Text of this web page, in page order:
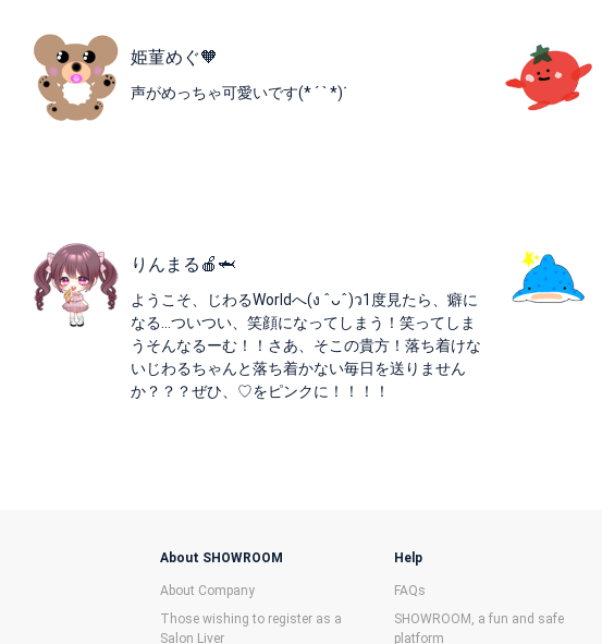
姫菫めぐ🧡
声がめっちゃ可愛いです(* ´ ` *)ᐝ
りんまる🍎🦈
ようこそ、じわるWorldへ(ง ˆᴗˆ)ว1度見たら、癖に
なる...ついつい、笑顔になってしまう！笑ってしま
うそんなるーむ！！さあ、そこの貴方！落ち着けな
いじわるちゃんと落ち着かない毎日を送りません
か？？？ぜひ、♡をピンクに！！！！
About SHOWROOM
About Company
Those wishing to register as a
Salon Liver
Help
FAQs
SHOWROOM, a fun and safe
platform